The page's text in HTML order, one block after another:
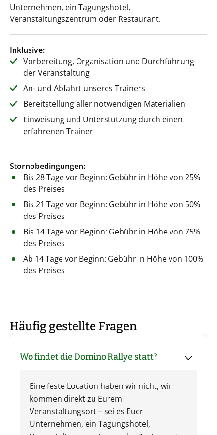
Unternehmen, ein Tagungshotel,
Veranstaltungszentrum oder Restaurant.
Inklusive:
Vorbereitung, Organisation und Durchführung
der Veranstaltung
An- und Abfahrt unseres Trainers
Bereitstellung aller notwendigen Materialien
Einweisung und Unterstützung durch einen
erfahrenen Trainer
Stornobedingungen:
Bis 28 Tage vor Beginn: Gebühr in Höhe von 25%
des Preises
Bis 21 Tage vor Beginn: Gebühr in Höhe von 50%
des Preises
Bis 14 Tage vor Beginn: Gebühr in Höhe von 75%
des Preises
Ab 14 Tage vor Beginn: Gebühr in Höhe von 100%
des Preises
Häufig gestellte Fragen
Wo findet die Domino Rallye statt?
Eine feste Location haben wir nicht, wir
kommen direkt zu Eurem
Veranstaltungsort – sei es Euer
Unternehmen, ein Tagungshotel,